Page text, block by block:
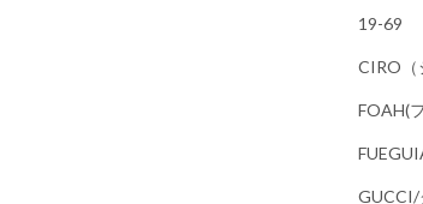
19-69
CIRO（
FOAH(
GUCCI/